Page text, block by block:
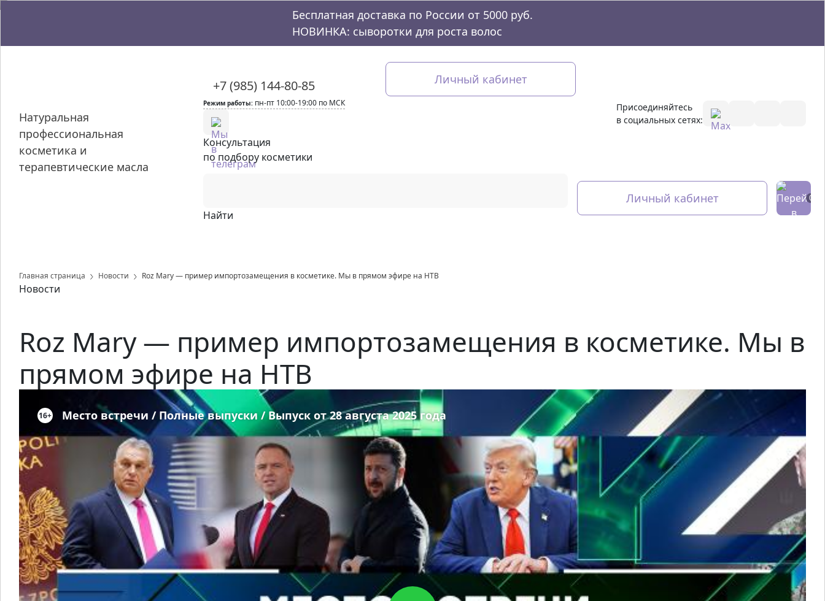
Бесплатная доставка по России от 5000 руб.
НОВИНКА: сыворотки для роста волос
Натуральная
профессиональная
косметика и
терапевтические масла
+7 (985) 144-80-85
Режим работы: пн-пт 10:00-19:00 по МСК
Консультация
по подбору косметики
Личный кабинет
Присоединяйтесь
в социальных сетях:
Найти
Личный кабинет
Главная страница Новости Roz Mary — пример импортозамещения в косметике. Мы в прямом эфире на НТВ
Новости
Roz Mary — пример импортозамещения в косметике. Мы в
прямом эфире на НТВ